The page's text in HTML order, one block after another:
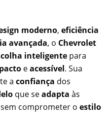
moderno, eficiência
avançada, o Chevrolet
inteligente para
eacessível. Sua
a confiança dos
que seadapta às
comprometer o estilo